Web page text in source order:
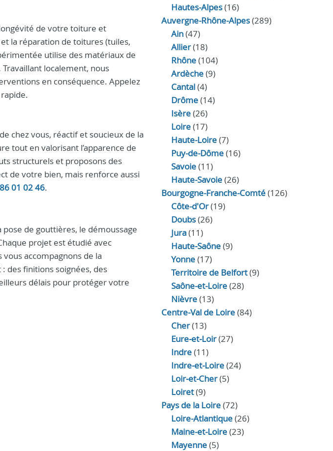
de votre toiture et
la réparation de toitures (tuiles,
utilise des matériaux de
localement, nous
en conséquence. Appelez
chez vous, réactif et soucieux de la
tout en valorisant l’apparence de
structurels et proposons des
de votre bien, mais renforce aussi
01 02 46.
de gouttières, le démoussage
projet est étudié avec
accompagnons de la
des finitions soignées, des
délais pour protéger votre
Hautes-Alpes(16)
Auvergne-Rhône-Alpes(289)
Ain(47)
Allier(18)
Rhône(104)
Ardèche(9)
Cantal(4)
Drôme(14)
Isère(26)
Loire(17)
Haute-Loire(7)
Puy-de-Dôme(16)
Savoie(11)
Haute-Savoie(26)
Bourgogne-Franche-Comté(126)
Côte-d'Or(19)
Doubs(26)
Jura(11)
Haute‑Saône(9)
Yonne(17)
Territoire de Belfort(9)
Saône-et-Loire(28)
Nièvre(13)
Centre-Val de Loire(84)
Cher(13)
Eure‑et‑Loir(27)
Indre(11)
Indre‑et‑Loire(24)
Loir‑et‑Cher(5)
Loiret(9)
Pays de la Loire(72)
Loire-Atlantique(26)
Maine-et-Loire(23)
Mayenne(5)